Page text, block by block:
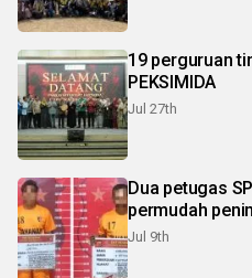
19 perguruan
PEKSIMIDA
Jul 27th
Dua petugas
permudah
Jul 9th